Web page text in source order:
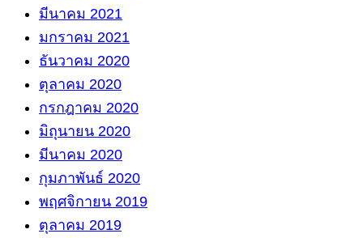
มีนาคม 2021
มกราคม 2021
ธันวาคม 2020
ตุลาคม 2020
กรกฎาคม 2020
มิถุนายน 2020
มีนาคม 2020
กุมภาพันธ์ 2020
พฤศจิกายน 2019
ตุลาคม 2019